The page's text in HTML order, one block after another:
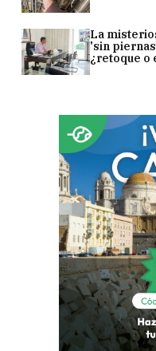
La
'sin
¿retoque o